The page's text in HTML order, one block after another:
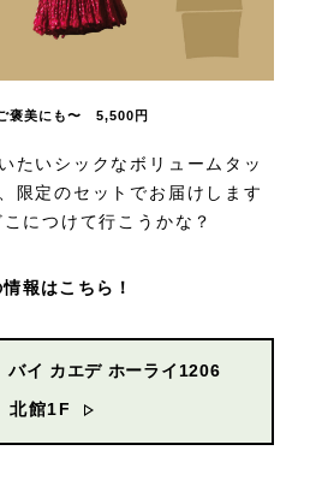
褒美にも〜 5,500円
たいシックなボリュームタッ
限定のセットでお届けします
につけて行こうかな？
報はこちら！
バイ カエデ ホーライ1206
北館1F